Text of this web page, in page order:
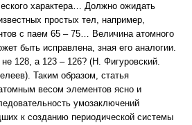
характера… Должно ожидать
простых тел, например,
с паем 65 – 75… Величина атомного
быть исправлена, зная его аналогии.
128, а 123 – 126? (Н. Фигуровский.
Таким образом, статья
весом элементов ясно и
умозаключений
к созданию периодической системы